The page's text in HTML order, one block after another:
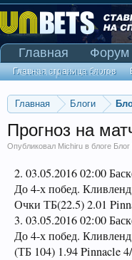
Главная Блоги
Прогноз на
Опубликовал Michiru в блоге
2. 03.05.2016 02:00
До 4-х побед.
Очки ТБ(22.5) 2.01
3. 03.05.2016 02:00
До 4-х побед.
(ТБ 104) 1.94 Pinnacle
Главная Форум
Главная страница блогов
Сканер Pinnacle